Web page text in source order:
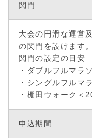
関門
大会の円滑な運営
の関門を設けます。
関門の設定の目安
・ダブルフルマラ
・シングルフルマ
・棚田ウォーク＜
申込期間